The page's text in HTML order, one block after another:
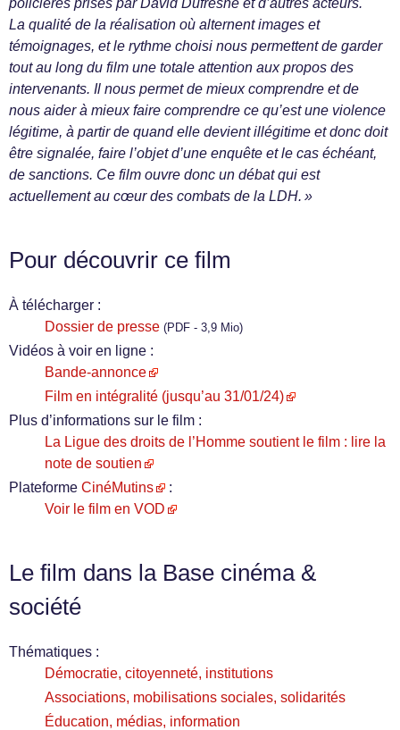
policières prises par David Dufresne et d’autres acteurs.
La qualité de la réalisation où alternent images et
témoignages, et le rythme choisi nous permettent de garder
tout au long du film une totale attention aux propos des
intervenants. Il nous permet de mieux comprendre et de
nous aider à mieux faire comprendre ce qu’est une violence
légitime, à partir de quand elle devient illégitime et donc doit
être signalée, faire l’objet d’une enquête et le cas échéant,
de sanctions. Ce film ouvre donc un débat qui est
actuellement au cœur des combats de la LDH. »
Pour découvrir ce film
À télécharger :
Dossier de presse (PDF - 3,9 Mio)
Vidéos à voir en ligne :
Bande-annonce
Film en intégralité (jusqu’au 31/01/24)
Plus d’informations sur le film :
La Ligue des droits de l’Homme soutient le film : lire la
note de soutien
Plateforme CinéMutins
:
Voir le film en VOD
Le film dans la Base cinéma &
société
Thématiques :
Démocratie, citoyenneté, institutions
Associations, mobilisations sociales, solidarités
Éducation, médias, information